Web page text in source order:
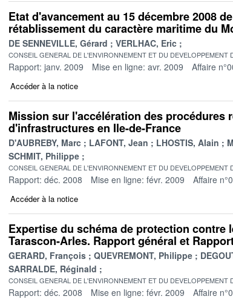
Etat d'avancement au 15 décembre 2008
rétablissement du caractère maritime du
DE SENNEVILLE, Gérard VERLHAC, Eric
CONSEIL GENERAL DE L'ENVIRONNEMENT ET DU DEVELOPPEMENT
Rapport: janv. 2009 Mise en ligne: avr. 2009 Affaire
Accéder à la notice
Mission sur l'accélération des procédures
d'infrastructures en Ile-de-France
D'AUBREBY, Marc LAFONT, Jean LHOSTIS, Alain
SCHMIT, Philippe
CONSEIL GENERAL DE L'ENVIRONNEMENT ET DU DEVELOPPEMENT
Rapport: déc. 2008 Mise en ligne: févr. 2009 Affaire
Accéder à la notice
Expertise du schéma de protection contre
Tarascon-Arles. Rapport général et
GERARD, François QUEVREMONT, Philippe
SARRALDE, Réginald
CONSEIL GENERAL DE L'ENVIRONNEMENT ET DU DEVELOPPEMENT
Rapport: déc. 2008 Mise en ligne: févr. 2009 Affaire